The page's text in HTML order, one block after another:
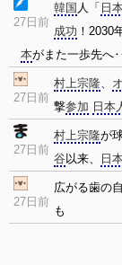
27日前
韓国 人「 日
成功 ！2030
本がまた一歩先へ‥
27日前
村上宗隆、
撃参加 日本
27日前
村上宗隆が
谷以来、 日
27日前
広がる歯の
も